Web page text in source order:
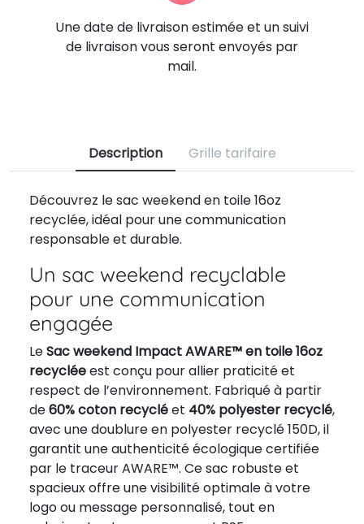
Une date de livraison estimée et un suivi
de livraison vous seront envoyés par
mail.
Description Grille tarifaire
Découvrez le sac weekend en toile 16oz
recyclée, idéal pour une communication
responsable et durable.
Un sac weekend recyclable
pour une communication
engagée
LeSac weekend Impact AWARE™ en toile 16oz
recycléeest conçu pour allier praticité et
respect de l’environnement. Fabriqué à partir
de60% coton recycléet 40% polyester recyclé,
avec une doublure en polyester recyclé 150D, il
garantit une authenticité écologique certifiée
par le traceur AWARE™. Ce sac robuste et
spacieux offre une visibilité optimale à votre
logo ou message personnalisé, tout en